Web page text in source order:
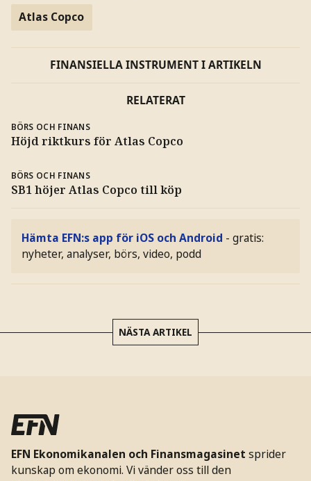
Atlas Copco
FINANSIELLA INSTRUMENT I ARTIKELN
RELATERAT
BÖRS OCH FINANS
Höjd riktkurs för Atlas Copco
BÖRS OCH FINANS
SB1 höjer Atlas Copco till köp
Hämta EFN:s app för iOS och Android - gratis:
nyheter, analyser, börs, video, podd
NÄSTA ARTIKEL
EFN Ekonomikanalen och Finansmagasinet sprider
kunskap om ekonomi. Vi vänder oss till den